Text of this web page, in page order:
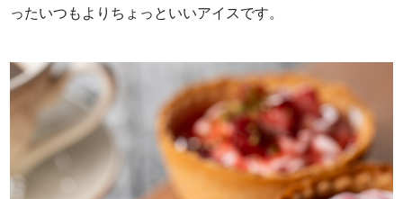
ったいつもよりちょっといいアイスです。